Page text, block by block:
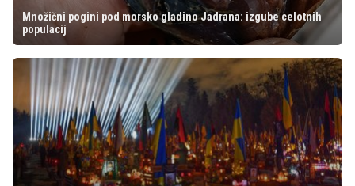
Množični pogini pod morsko gladino Jadrana: izgube celotnih
populacij